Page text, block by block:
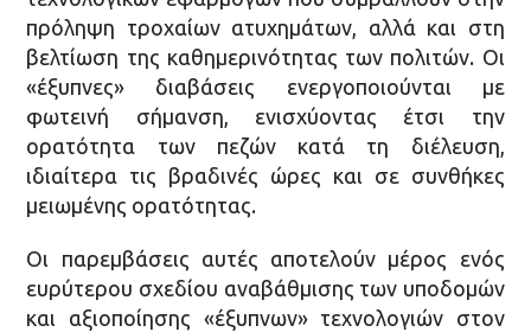
πρόληψη τροχαίων ατυχημάτων, αλλά και στη
βελτίωση της καθημερινότητας των πολιτών. Οι
«έξυπνες» διαβάσεις ενεργοποιούνται με
φωτεινή σήμανση, ενισχύοντας έτσι την
ορατότητα των πεζών κατά τη διέλευση,
ιδιαίτερα τις βραδινές ώρες και σε συνθήκες
μειωμένης ορατότητας.
Οι παρεμβάσεις αυτές αποτελούν μέρος ενός
ευρύτερου σχεδίου αναβάθμισης των υποδομών
και αξιοποίησης «έξυπνων» τεχνολογιών στον